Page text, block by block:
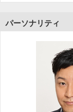
パーソナリティ